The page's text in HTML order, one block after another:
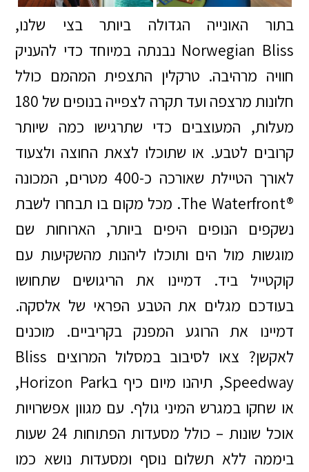
בתור האונייה הגדולה ביותר בצי שלנו,
Norwegian Bliss נבנתה במיוחד כדי להעניק
חוויה מרהיבה. טרקלין התצפית המהמם כולל
חלונות מרצפה ועד תקרה לצפייה בנופים של 180
מעלות, המעוצבים כדי שתרגישו כמה שיותר
קרובים לטבע. או שתוכלו לצאת החוצה ולצעוד
לאורך הטיילת שאורכה כ-400 מטרים, המכונה
‪The Waterfront®‬. מכל מקום בו תבחרו לשבת
נשקפים הנופים היפים ביותר, הארוחות שם
מוגשות מול הים ותוכלו ליהנות מהשקיעות עם
קוקטייל ביד. דמיינו את הריגושים שתחושו
בעודכם מגלים את הטבע הפראי של אלסקה.
דמיינו את הרוגע המפנק בקריביים. מוכנים
לאקשן? צאו לסיבוב במסלול המרוצים Bliss
Speedway, תיהנו מיום כיף בHorizon Park,
או שחקו במגרש המיני גולף. עם מגוון אפשרויות
אוכל שונות – כולל מסעדות הפתוחות 24 שעות
ביממה ללא תשלום נוסף ומסעדות נושא כמו